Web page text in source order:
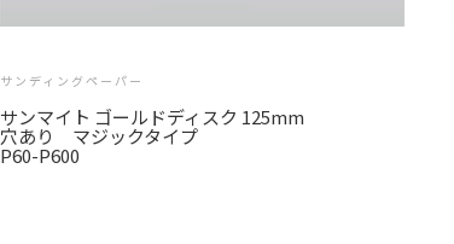
サンディングペーパー
サンマイト ゴールドディスク 125mm
穴あり マジックタイプ
P60-P600